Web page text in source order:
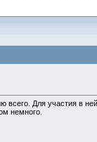
Для участия в
немного.